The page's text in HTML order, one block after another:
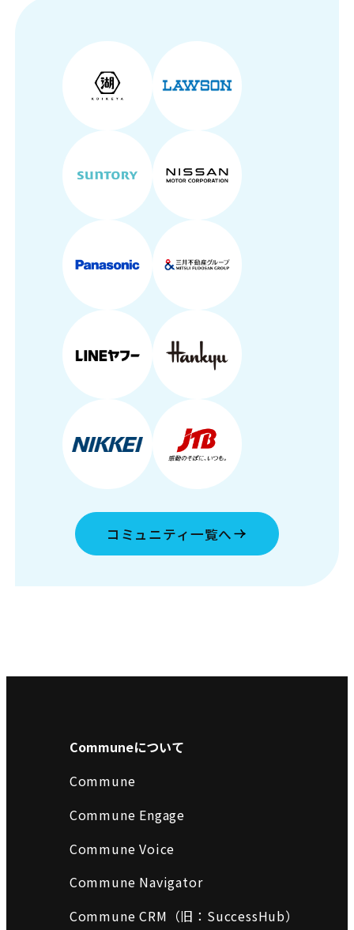
コミュニティ一覧へ
Communeについて
Commune
Commune Engage
Commune Voice
Commune Navigator
Commune CRM（旧：SuccessHub）